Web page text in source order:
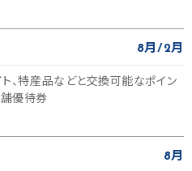
8月 2月
ト、特産品などと交換可能なポイン
舗優待券
8月